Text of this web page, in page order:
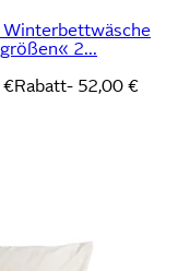
2...
€Rabatt- 52,00 €